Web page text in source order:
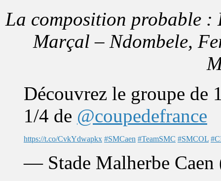
La composition probable :
Marçal – Ndombele,
Découvrez le groupe de
1/4 de @coupedefrance
https://t.co/CvkYdwapkx #SMCaen #TeamSMC #SMCOL
— Stade Malherbe